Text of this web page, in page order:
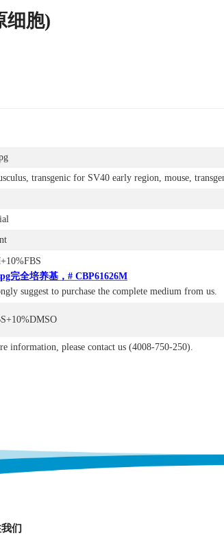
细胞)
transgenic for SV40 early region, mouse,
完全培养基，# CBP61626M
suggest to purchase the complete medium from us.
information, please contact us (4008-750-250).
们